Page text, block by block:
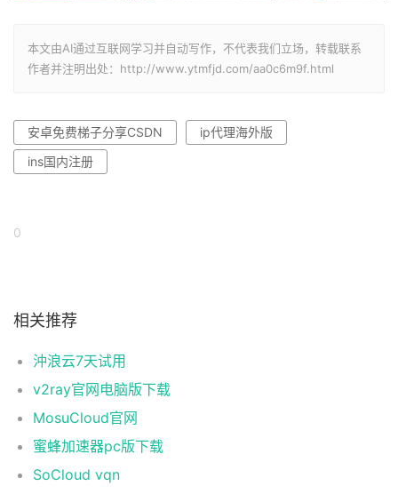
本文由AI通过互联网学习并自动写作，不代表我们立场，转载联系
作者并注明出处：http://www.ytmfjd.com/aa0c6m9f.html
安卓免费梯子分享CSDN
ip代理海外版
ins国内注册
0
相关推荐
沖浪云7天试用
v2ray官网电脑版下载
MosuCloud官网
蜜蜂加速器pc版下载
SoCloud vqn